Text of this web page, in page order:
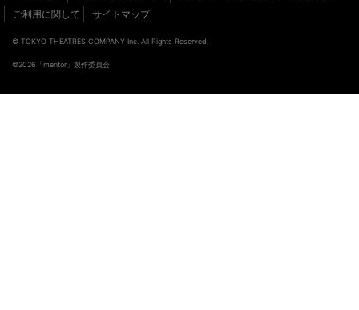
ご利用に関して
サイトマップ
© TOKYO THEATRES COMPANY Inc. All Rights Reserved.
©2026「mentor」製作委員会